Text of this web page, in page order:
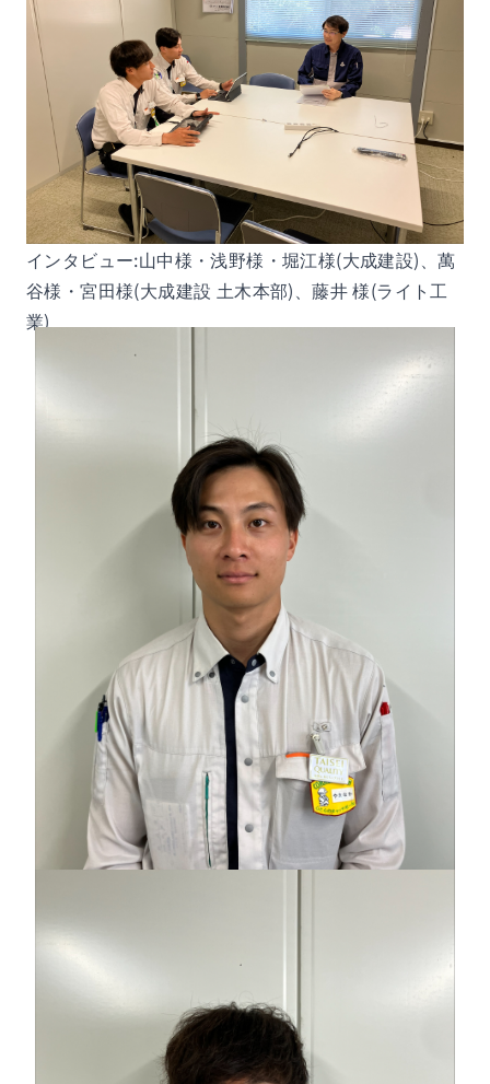
インタビュー:山中様・浅野様・堀江様(大成建設)、萬
谷様・宮田様(大成建設 土木本部)、藤井 様(ライト工
業)